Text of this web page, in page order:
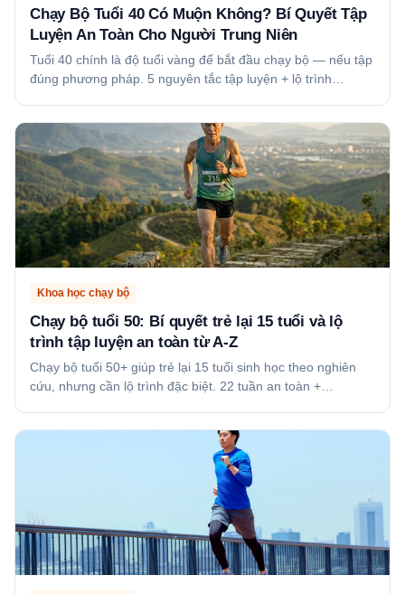
Chạy Bộ Tuổi 40 Có Muộn Không? Bí Quyết Tập
Luyện An Toàn Cho Người Trung Niên
Tuổi 40 chính là độ tuổi vàng để bắt đầu chạy bộ — nếu tập
đúng phương pháp. 5 nguyên tắc tập luyện + lộ trình…
Khoa học chạy bộ
Chạy bộ tuổi 50: Bí quyết trẻ lại 15 tuổi và lộ
trình tập luyện an toàn từ A-Z
Chạy bộ tuổi 50+ giúp trẻ lại 15 tuổi sinh học theo nghiên
cứu, nhưng cần lộ trình đặc biệt. 22 tuần an toàn +…